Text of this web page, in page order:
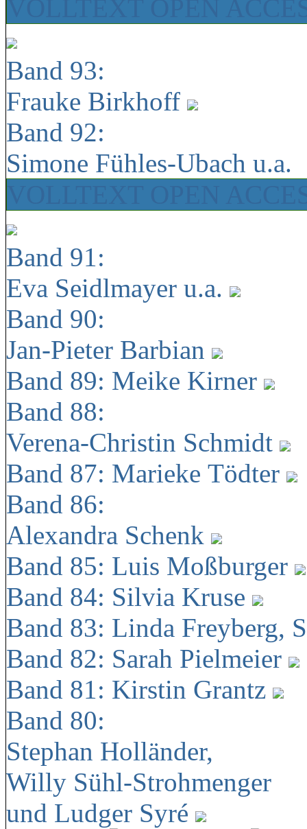
Band 93:
Frauke Birkhoff
Band 92:
Simone Fühles-Ubach u.a.
Band 91:
Eva Seidlmayer u.a.
Band 90:
Jan-Pieter Barbian
Band 89: Meike Kirner
Band 88:
Verena-Christin Schmidt
Band 87: Marieke Tödter
Band 86:
Alexandra Schenk
Band 85: Luis Moßburger
Band 84: Silvia Kruse
Band 83: Linda Freyberg,
Band 82: Sarah Pielmeier
Band 81: Kirstin Grantz
Band 80:
Stephan Holländer,
Willy Sühl-Strohmenger
und Ludger Syré